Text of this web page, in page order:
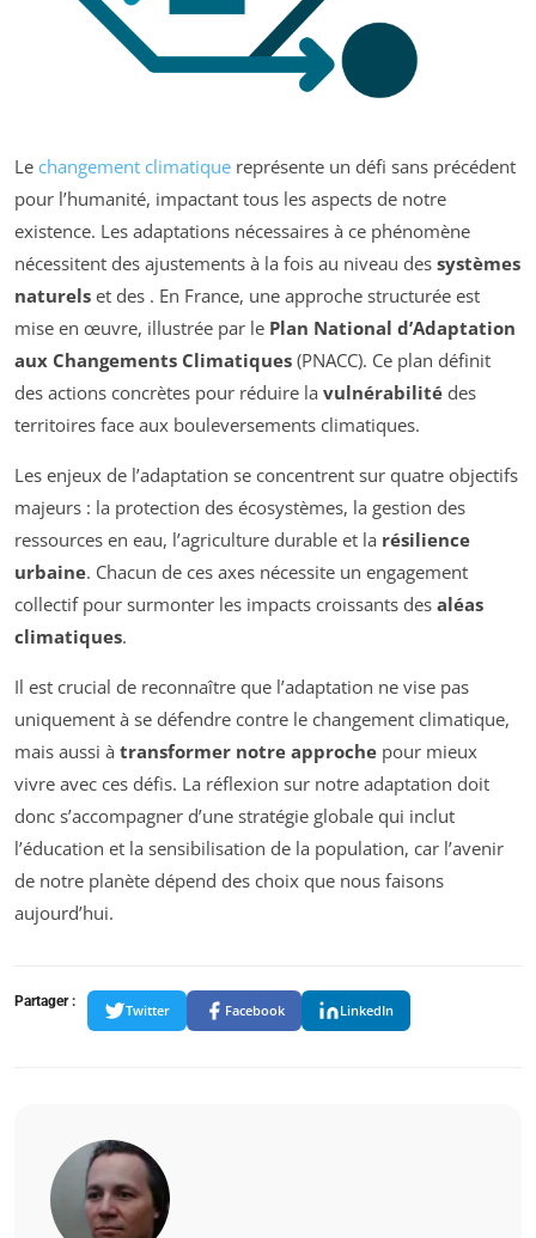
Le changement climatique représente un défi sans précédent
pour l’humanité, impactant tous les aspects de notre
existence. Les adaptations nécessaires à ce phénomène
nécessitent des ajustements à la fois au niveau des systèmes
naturels et des . En France, une approche structurée est
mise en œuvre, illustrée par le Plan National d’Adaptation
aux Changements Climatiques (PNACC). Ce plan définit
des actions concrètes pour réduire la vulnérabilité des
territoires face aux bouleversements climatiques.
Les enjeux de l’adaptation se concentrent sur quatre objectifs
majeurs : la protection des écosystèmes, la gestion des
ressources en eau, l’agriculture durable et la résilience
urbaine. Chacun de ces axes nécessite un engagement
collectif pour surmonter les impacts croissants des aléas
climatiques.
Il est crucial de reconnaître que l’adaptation ne vise pas
uniquement à se défendre contre le changement climatique,
mais aussi à transformer notre approche pour mieux
vivre avec ces défis. La réflexion sur notre adaptation doit
donc s’accompagner d’une stratégie globale qui inclut
l’éducation et la sensibilisation de la population, car l’avenir
de notre planète dépend des choix que nous faisons
aujourd’hui.
Partager :
Twitter Facebook LinkedIn